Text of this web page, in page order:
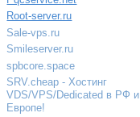
Root-server.ru
Sale-vps.ru
Smileserver.ru
spbcore.space
SRV.cheap - Хостинг
VDS/VPS/Dedicated в РФ и
Европе!